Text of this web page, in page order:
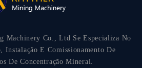
Machinery Co., Ltd Se Especializa No
Instalação E Comissionamento De
De Concentração Mineral.